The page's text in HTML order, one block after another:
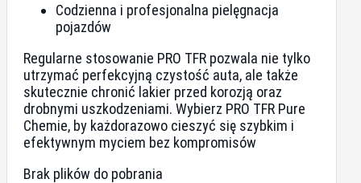
Codzienna i profesjonalna pielęgnacja
pojazdów
Regularne stosowanie PRO TFR pozwala nie tylko
utrzymać perfekcyjną czystość auta, ale także
skutecznie chronić lakier przed korozją oraz
drobnymi uszkodzeniami. Wybierz PRO TFR Pure
Chemie, by każdorazowo cieszyć się szybkim i
efektywnym myciem bez kompromisów
Brak plików do pobrania